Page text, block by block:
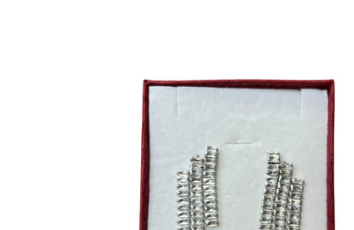
a la
lista
deseos